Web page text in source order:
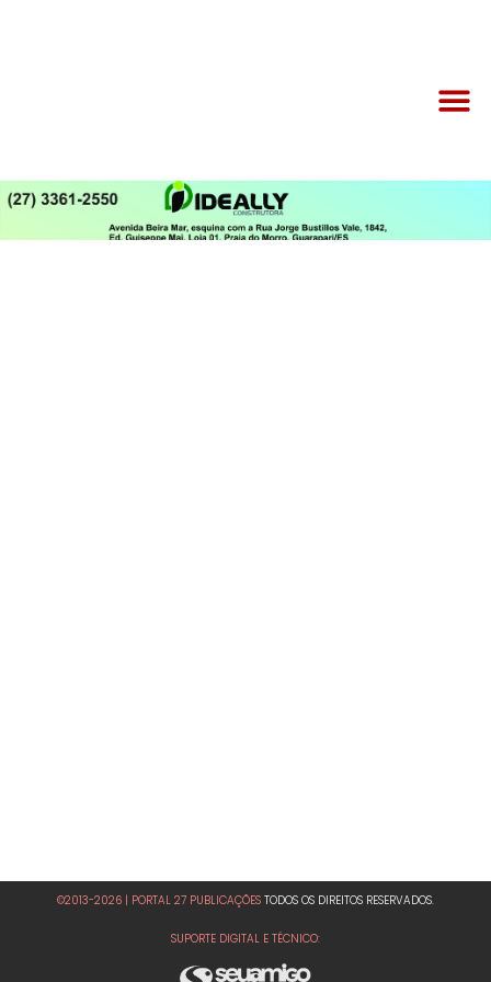
©2013-2026 | PORTAL 27 PUBLICAÇÕES TODOS OS DIREITOS RESERVADOS.
SUPORTE DIGITAL E TÉCNICO: